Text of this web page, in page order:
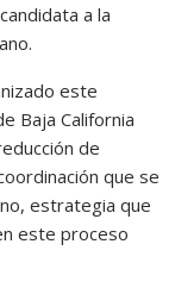
a la
este
Baja California
de
que se
estrategia que
este proceso